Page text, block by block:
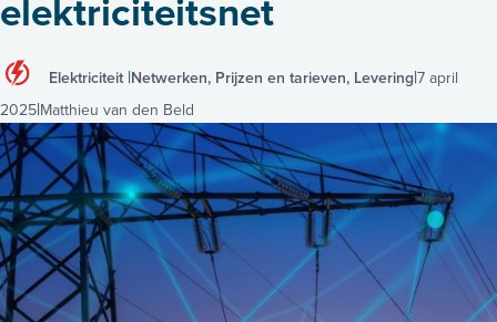
elektriciteitsnet
Elektriciteit Netwerken, Prijzen en tarieven, Levering 7 april
2025 Matthieu van den Beld